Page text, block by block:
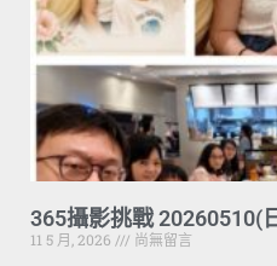
365攝影挑戰 20260510(
11 5 月, 2026
尚無留言